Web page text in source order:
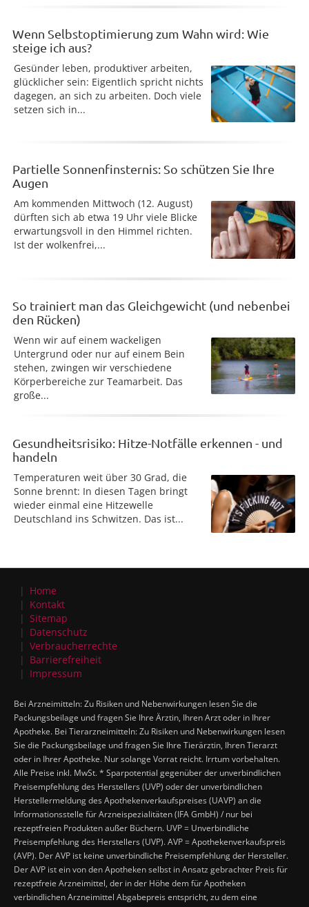
Wenn Selbstoptimierung zum Wahn wird: Wie
steige ich aus?
Gesünder leben, produktiver arbeiten,
glücklicher sein: Eigentlich spricht nichts
dagegen, an sich zu arbeiten. Doch viele
setzen sich in...
Partielle Sonnenfinsternis: So schützen Sie Ihre
Augen
Am kommenden Mittwoch (12. August)
dürften sich ab etwa 19 Uhr viele Blicke
erwartungsvoll in den Himmel richten.
Ist der wolkenfrei,...
So trainiert man das Gleichgewicht (und nebenbei
den Rücken)
Wenn wir auf einem wackeligen
Untergrund oder nur auf einem Bein
stehen, zwingen wir verschiedene
Körperbereiche zur Teamarbeit. Das
große...
Gesundheitsrisiko: Hitze-Notfälle erkennen - und
handeln
Temperaturen weit über 30 Grad, die
Sonne brennt: In diesen Tagen bringt
wieder einmal eine Hitzewelle
Deutschland ins Schwitzen. Das ist...
Home
Kontakt
Sitemap
Datenschutz
Verbraucherrechte
Barrierefreiheit
Impressum
Bei Arzneimitteln: Zu Risiken und Nebenwirkungen lesen Sie die
Packungsbeilage und fragen Sie Ihre Ärztin, Ihren Arzt oder in Ihrer
Apotheke. Bei Tierarzneimitteln: Zu Risiken und Nebenwirkungen lesen
Sie die Packungsbeilage und fragen Sie Ihre Tierärztin, Ihren Tierarzt
oder in Ihrer Apotheke. Nur solange Vorrat reicht. Irrtum vorbehalten.
Alle Preise inkl. MwSt. * Sparpotential gegenüber der unverbindlichen
Preisempfehlung des Herstellers (UVP) oder der unverbindlichen
Herstellermeldung des Apothekenverkaufspreises (UAVP) an die
Informationsstelle für Arzneispezialitäten (IFA GmbH) / nur bei
rezeptfreien Produkten außer Büchern. UVP = Unverbindliche
Preisempfehlung des Herstellers (UVP). AVP = Apothekenverkaufspreis
(AVP). Der AVP ist keine unverbindliche Preisempfehlung der Hersteller.
Der AVP ist ein von den Apotheken selbst in Ansatz gebrachter Preis für
rezeptfreie Arzneimittel, der in der Höhe dem für Apotheken
verbindlichen Arzneimittel Abgabepreis entspricht, zu dem eine